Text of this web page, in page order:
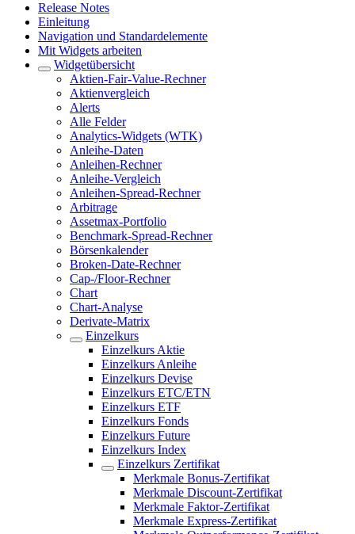
Release Notes
Einleitung
Navigation und Standardelemente
Mit Widgets arbeiten
Widgetübersicht
Aktien-Fair-Value-Rechner
Aktienvergleich
Alerts
Alle Felder
Analytics-Widgets (WTK)
Anleihe-Daten
Anleihen-Rechner
Anleihe-Vergleich
Anleihen-Spread-Rechner
Arbitrage
Assetmax-Portfolio
Benchmark-Spread-Rechner
Börsenkalender
Broken-Date-Rechner
Cap-/Floor-Rechner
Chart
Chart-Analyse
Derivate-Matrix
Einzelkurs
Einzelkurs Aktie
Einzelkurs Anleihe
Einzelkurs Devise
Einzelkurs ETC/ETN
Einzelkurs ETF
Einzelkurs Fonds
Einzelkurs Future
Einzelkurs Index
Einzelkurs Zertifikat
Merkmale Bonus-Zertifikat
Merkmale Discount-Zertifikat
Merkmale Faktor-Zertifikat
Merkmale Express-Zertifikat